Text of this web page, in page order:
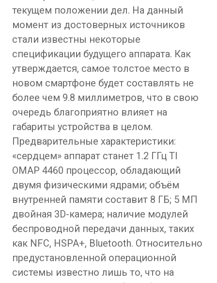
текущем положении дел. На данный
момент из достоверных источников
стали известны некоторые
спецификации будущего аппарата. Как
утверждается, самое толстое место в
новом смартфоне будет составлять не
более чем 9.8 миллиметров, что в свою
очередь благоприятно влияет на
габариты устройства в целом.
Предварительные характеристики:
«сердцем» аппарат станет 1.2 ГГц TI
OMAP 4460 процессор, обладающий
двумя физическими ядрами; объём
внутренней памяти составит 8 ГБ; 5 МП
двойная 3D-камера; наличие модулей
беспроводной передачи данных, таких
как NFC, HSPA+, Bluetooth. Относительно
предустановленной операционной
системы известно лишь то, что на